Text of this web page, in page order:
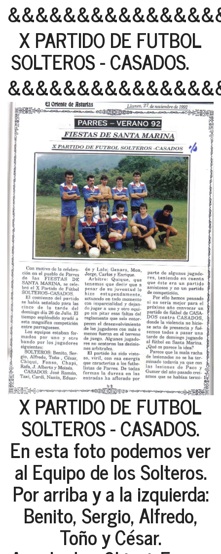
X PARTIDO DE FUTBOL
SOLTEROS - CASADOS.
X PARTIDO DE FUTBOL
SOLTEROS - CASADOS.
En esta foto podemos ver
al Equipo de los Solteros.
Por arriba y a la izquierda:
Benito, Sergio, Alfredo,
Toño y César.